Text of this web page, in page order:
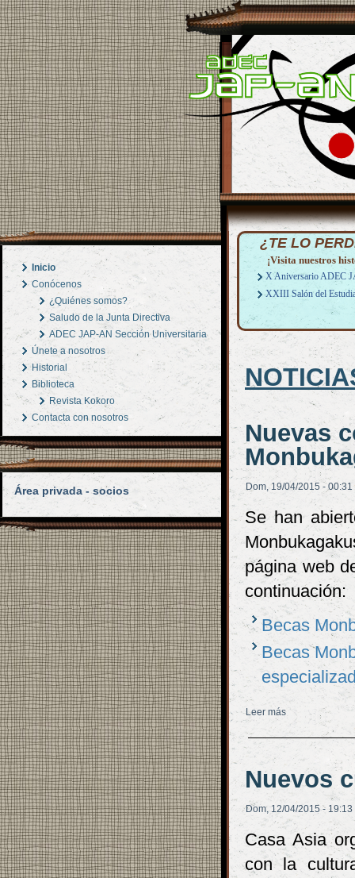
Inicio
Conócenos
¿Quiénes somos?
Saludo de la Junta Directiva
ADEC JAP-AN Sección Universitaria
Únete a nosotros
Historial
Biblioteca
Revista Kokoro
Contacta con nosotros
Área privada - socios
¿TE LO
¡Visita nuestros
X Aniversario ADEC
XXIII Salón del
Nuevas
Dom, 19/04/2015 - 00:31
Se han
página web
continuación:
Becas
Becas
Leer más sobre Nuevas
Nuevos
Dom, 12/04/2015 - 19:13
Casa Asia
con la